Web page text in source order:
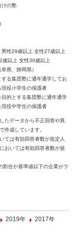
けの塾
性29歳以上 女性27歳以上
歳以上 女性30歳以上
県、静岡県）
る集団塾に通年通学してお
現役小学生の保護者
目的とする集団塾に通年通学
現役中学生の保護者
たデータから不正回答や異
作成しています。
ては有効回答者数が規定人
おいては有効回答者数が規
合が基準値以下の企業がラ
2019年
2017年